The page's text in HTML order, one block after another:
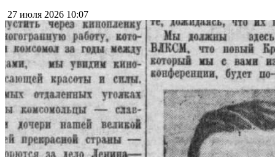
27 июля 2026 10:07